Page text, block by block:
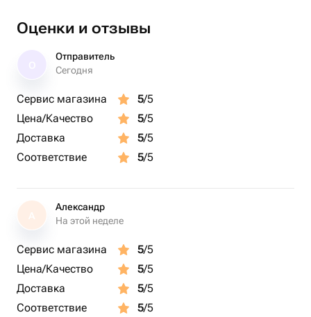
Оценки и отзывы
Отправитель
Сегодня
Сервис магазина 5/5
Цена/Качество
5/5
Доставка
5/5
Соответствие
5/5
А
Александр
На этой неделе
Сервис магазина 5/5
Цена/Качество
5/5
Доставка
5/5
Соответствие
5/5